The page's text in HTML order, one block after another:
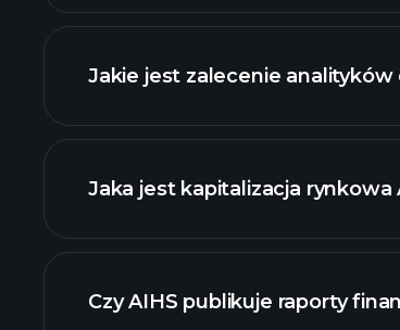
Jakie jest zalecenie analityków
Jaka jest kapitalizacja rynkowa
Czy AIHS publikuje raporty